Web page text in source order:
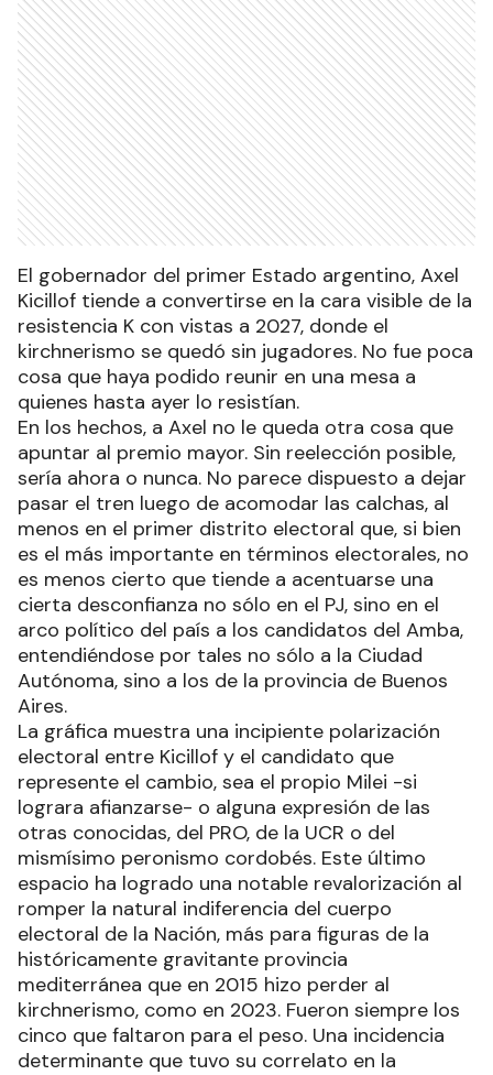
El gobernador del primer Estado argentino, Axel
Kicillof tiende a convertirse en la cara visible de la
resistencia K con vistas a 2027, donde el
kirchnerismo se quedó sin jugadores. No fue poca
cosa que haya podido reunir en una mesa a
quienes hasta ayer lo resistían.
En los hechos, a Axel no le queda otra cosa que
apuntar al premio mayor. Sin reelección posible,
sería ahora o nunca. No parece dispuesto a dejar
pasar el tren luego de acomodar las calchas, al
menos en el primer distrito electoral que, si bien
es el más importante en términos electorales, no
es menos cierto que tiende a acentuarse una
cierta desconfianza no sólo en el PJ, sino en el
arco político del país a los candidatos del Amba,
entendiéndose por tales no sólo a la Ciudad
Autónoma, sino a los de la provincia de Buenos
Aires.
La gráfica muestra una incipiente polarización
electoral entre Kicillof y el candidato que
represente el cambio, sea el propio Milei -si
lograra afianzarse- o alguna expresión de las
otras conocidas, del PRO, de la UCR o del
mismísimo peronismo cordobés. Este último
espacio ha logrado una notable revalorización al
romper la natural indiferencia del cuerpo
electoral de la Nación, más para figuras de la
históricamente gravitante provincia
mediterránea que en 2015 hizo perder al
kirchnerismo, como en 2023. Fueron siempre los
cinco que faltaron para el peso. Una incidencia
determinante que tuvo su correlato en la